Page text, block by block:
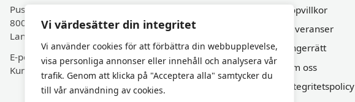
Vi värdesätter din integritet
Vi använder cookies för att förbättra din webbupplevelse,
visa personliga annonser eller innehåll och analysera vår
trafik. Genom att klicka på "Acceptera alla" samtycker du
till vår användning av cookies.
Pusselavenyn.se drivs av Cadjam AB (Org.nr 559427-
8003)
Lancashirevägen 30, 819 40 Karlholmsbruk, Sverige
E-post: kundservice@pusselavenyn.se
Kundservice via e-post • Svar inom 48 h vardagar
Köpvillkor
Leveranser
Ångerrätt
Om oss
Integritetspolicy